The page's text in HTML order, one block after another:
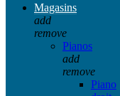
Magasins
add
remove
Pianos
add
remove
Piano